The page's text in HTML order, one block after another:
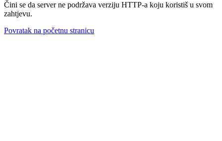
Čini se da server ne podržava verziju HTTP-a koju koristiš u svom
zahtjevu.
Povratak na početnu stranicu